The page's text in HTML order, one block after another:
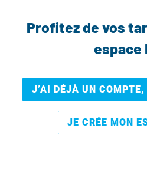
Profitez de vos
espace
J’AI DÉJÀ UN
JE CRÉE MON